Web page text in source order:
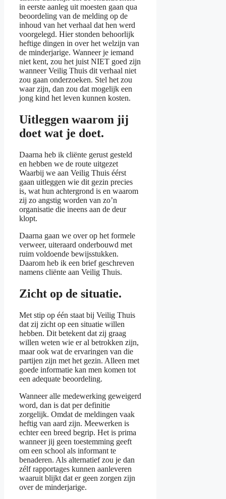
in eerste aanleg uit moesten gaan qua
beoordeling van de melding op de
inhoud van het verhaal dat hen werd
voorgelegd. Hier stonden behoorlijk
heftige dingen in over het welzijn van
de minderjarige. Wanneer je iemand
niet kent, zou het juist NIET goed zijn
wanneer Veilig Thuis dit verhaal niet
zou gaan onderzoeken. Stel het zou
waar zijn, dan zou dat mogelijk een
jong kind het leven kunnen kosten.
Uitleggen waarom jij
doet wat je doet.
Daarna heb ik cliënte gerust gesteld
en hebben we de route uitgezet
Waarbij we aan Veilig Thuis éérst
gaan uitleggen wie dit gezin precies
is, wat hun achtergrond is en waarom
zij zo angstig worden van zo’n
organisatie die ineens aan de deur
klopt.
Daarna gaan we over op het formele
verweer, uiteraard onderbouwd met
ruim voldoende bewijsstukken.
Daarom heb ik een brief geschreven
namens cliënte aan Veilig Thuis.
Zicht op de situatie.
Met stip op één staat bij Veilig Thuis
dat zij zicht op een situatie willen
hebben. Dit betekent dat zij graag
willen weten wie er al betrokken zijn,
maar ook wat de ervaringen van die
partijen zijn met het gezin. Alleen met
goede informatie kan men komen tot
een adequate beoordeling.
Wanneer alle medewerking geweigerd
word, dan is dat per definitie
zorgelijk. Omdat de meldingen vaak
heftig van aard zijn. Meewerken is
echter een breed begrip. Het is prima
wanneer jij geen toestemming geeft
om een school als informant te
benaderen. Als alternatief zou je dan
zélf rapportages kunnen aanleveren
waaruit blijkt dat er geen zorgen zijn
over de minderjarige.